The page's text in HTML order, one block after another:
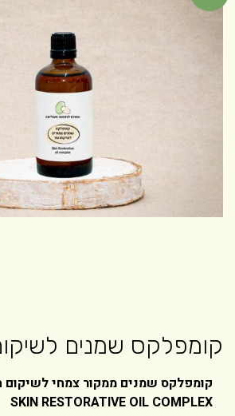
קומפלקס שמנים
קומפלקס שמנים ממקור צמחי לשיקום
SKIN RESTORATIVE OIL COMPLEX